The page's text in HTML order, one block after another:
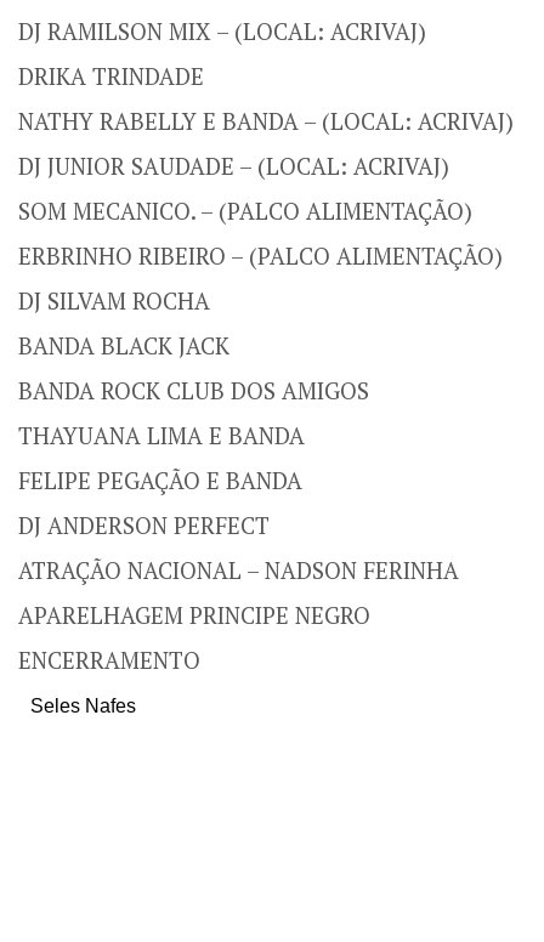
DJ RAMILSON MIX – (LOCAL: ACRIVAJ)
DRIKA TRINDADE
NATHY RABELLY E BANDA – (LOCAL: ACRIVAJ)
DJ JUNIOR SAUDADE – (LOCAL: ACRIVAJ)
SOM MECANICO. – (PALCO ALIMENTAÇÃO)
ERBRINHO RIBEIRO – (PALCO ALIMENTAÇÃO)
DJ SILVAM ROCHA
BANDA BLACK JACK
BANDA ROCK CLUB DOS AMIGOS
THAYUANA LIMA E BANDA
FELIPE PEGAÇÃO E BANDA
DJ ANDERSON PERFECT
ATRAÇÃO NACIONAL – NADSON FERINHA
APARELHAGEM PRINCIPE NEGRO
ENCERRAMENTO
Seles Nafes